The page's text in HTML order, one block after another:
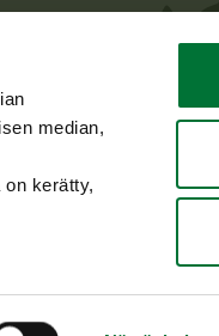
median,
kerätty,